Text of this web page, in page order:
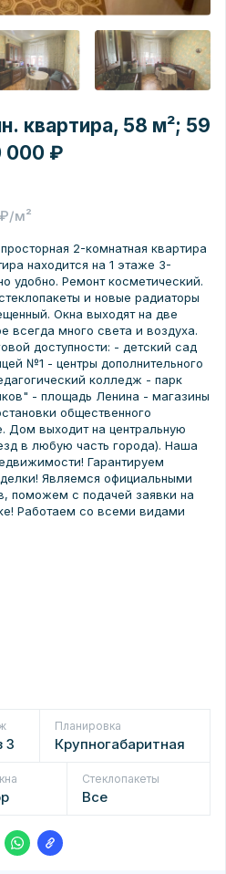
квартира, 58 м²; 59
000 ₽
м²
2-комнатная квартира
находится на 1 этаже 3-
удобно. Ремонт косметический.
и новые радиаторы
Окна выходят на две
всегда много света и воздуха.
доступности: - детский сад
№1 - центры дополнительного
колледж - парк
- площадь Ленина - магазины
общественного
Дом выходит на центральную
в любую часть города). Наша
Гарантируем
Являемся официальными
поможем с подачей заявки на
Работаем со всеми видами
3
Планировка
Крупногабаритная
Стеклопакеты
Все